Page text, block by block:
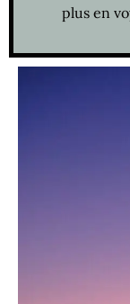
plus en